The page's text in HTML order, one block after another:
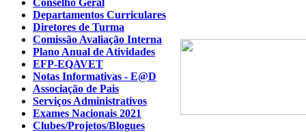
Conselho Geral
Departamentos Curriculares
Diretores de Turma
Comissão Avaliação Interna
Plano Anual de Atividades
EFP-EQAVET
Notas Informativas - E@D
Associação de Pais
Serviços Administrativos
Exames Nacionais 2021
Clubes/Projetos/Blogues